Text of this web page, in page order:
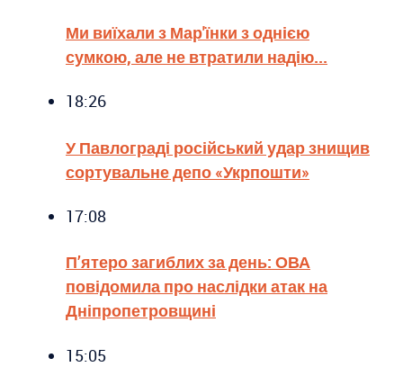
Ми виїхали з Мар'їнки з однією
сумкою, але не втратили надію...
18:26
У Павлограді російський удар знищив
сортувальне депо «Укрпошти»
17:08
П’ятеро загиблих за день: ОВА
повідомила про наслідки атак на
Дніпропетровщині
15:05